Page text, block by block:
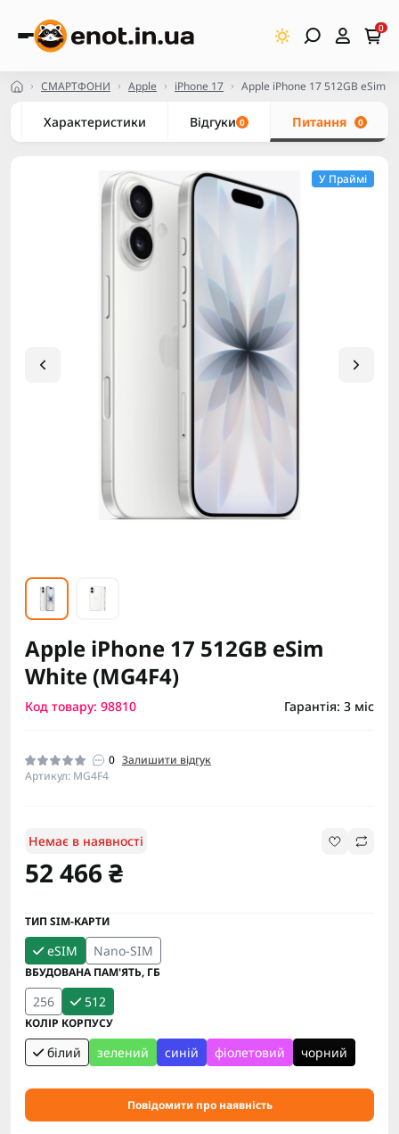
0
СМАРТФОНИ Apple iPhone 17 Apple iPhone 17 512GB eSim
Характеристики Відгуки 0 Питання 0
У Праймі
Apple iPhone 17 512GB eSim
White (MG4F4)
Код товару: 98810 Гарантія: 3 міс
0 Залишити відгук
Артикул: MG4F4
Немає в наявності
52 466 ₴
ТИП SIM-КАРТИ
eSIM Nano-SIM
ВБУДОВАНА ПАМ'ЯТЬ, ГБ
256 512
КОЛІР КОРПУСУ
білий зелений синій фіолетовий чорний
Повідомити про наявність